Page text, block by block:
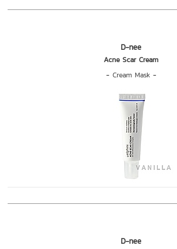
D-nee
Acne Scar Cream
- Cream Mask-
D-nee